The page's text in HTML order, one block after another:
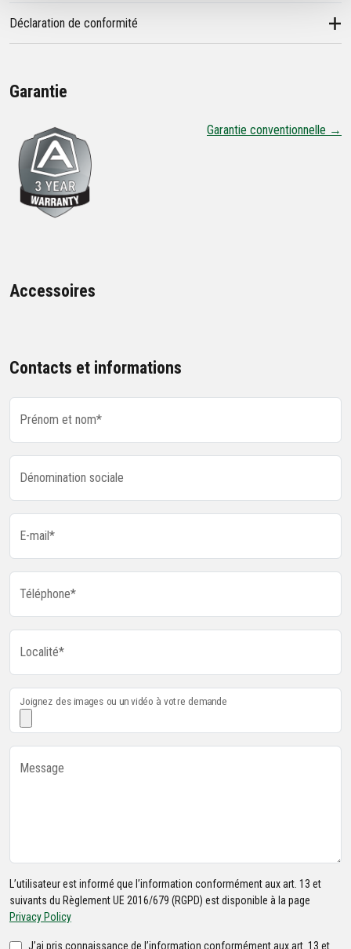
Déclaration de conformité
Garantie
Garantie conventionnelle →
Accessoires
Contacts et informations
Prénom et nom*
Dénomination sociale
E-mail*
Téléphone*
Localité*
Joignez des images ou un vidéo à votre demande
Message
L’utilisateur est informé que l’information conformément aux art. 13 et
suivants du Règlement UE 2016/679 (RGPD) est disponible à la page
Privacy Policy
J’ai pris connaissance de l’information conformément aux art. 13 et